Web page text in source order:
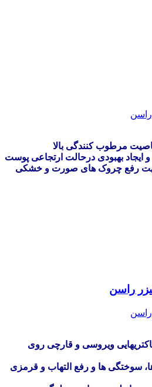
ایجاد بهبودی درحالت ارتجاعی پوست
رفع چروک های صورت و خشکی
راسن
ویروسی و قارچی روی
سوختگی ها و رفع التهاب و قرمزی